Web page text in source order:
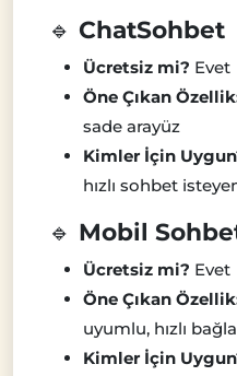
🔹 ChatSohbet
Ücretsiz mi? Evet
Öne Çıkan
sade arayüz
Kimler İçin
hızlı sohbet
🔹 Mobil
Ücretsiz mi? Evet
Öne Çıkan
uyumlu, hızlı
Kimler İçin